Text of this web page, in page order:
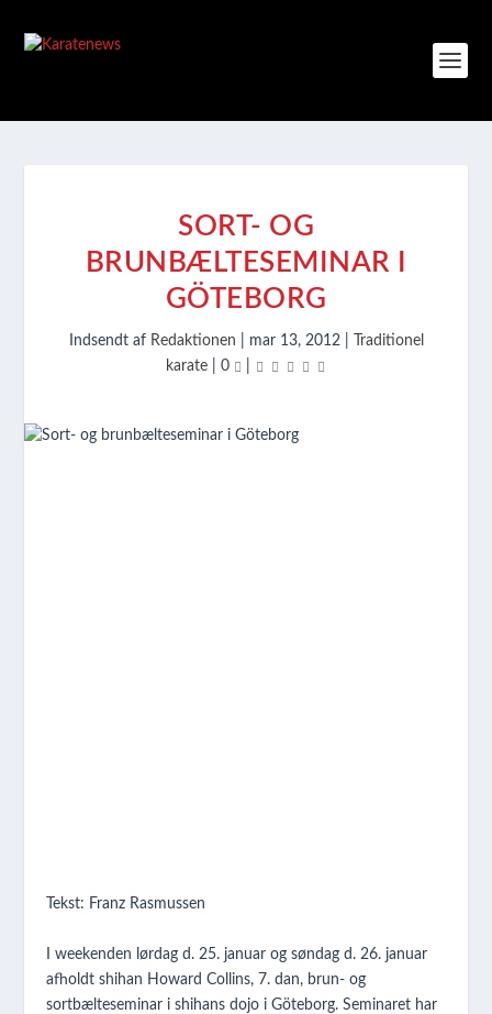
SORT- OG
BRUNBÆLTESEMINAR I
GÖTEBORG
Indsendt af Redaktionen mar 13, 2012|
Traditionel
karate| 0
Tekst: Franz Rasmussen
I weekenden lørdag d. 25. januar og søndag d. 26. januar
afholdt shihan Howard Collins, 7. dan, brun- og
sortbælteseminar i shihans dojo i Göteborg. Seminaret har